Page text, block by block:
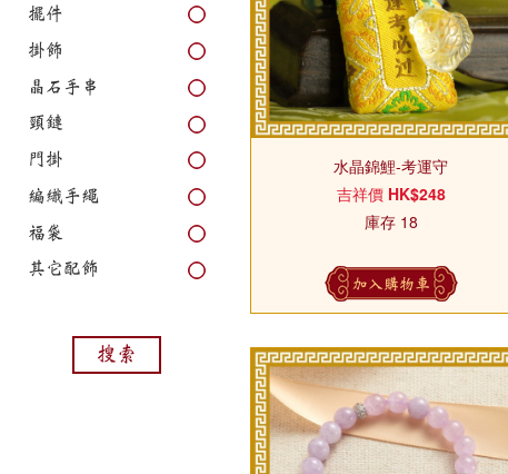
擺件
掛飾
晶石手串
頸鏈
門掛
編織手繩
福袋
其它配飾
搜索
水晶錦鯉-考運守
吉祥價 HK$248
庫存 18
加入購物車